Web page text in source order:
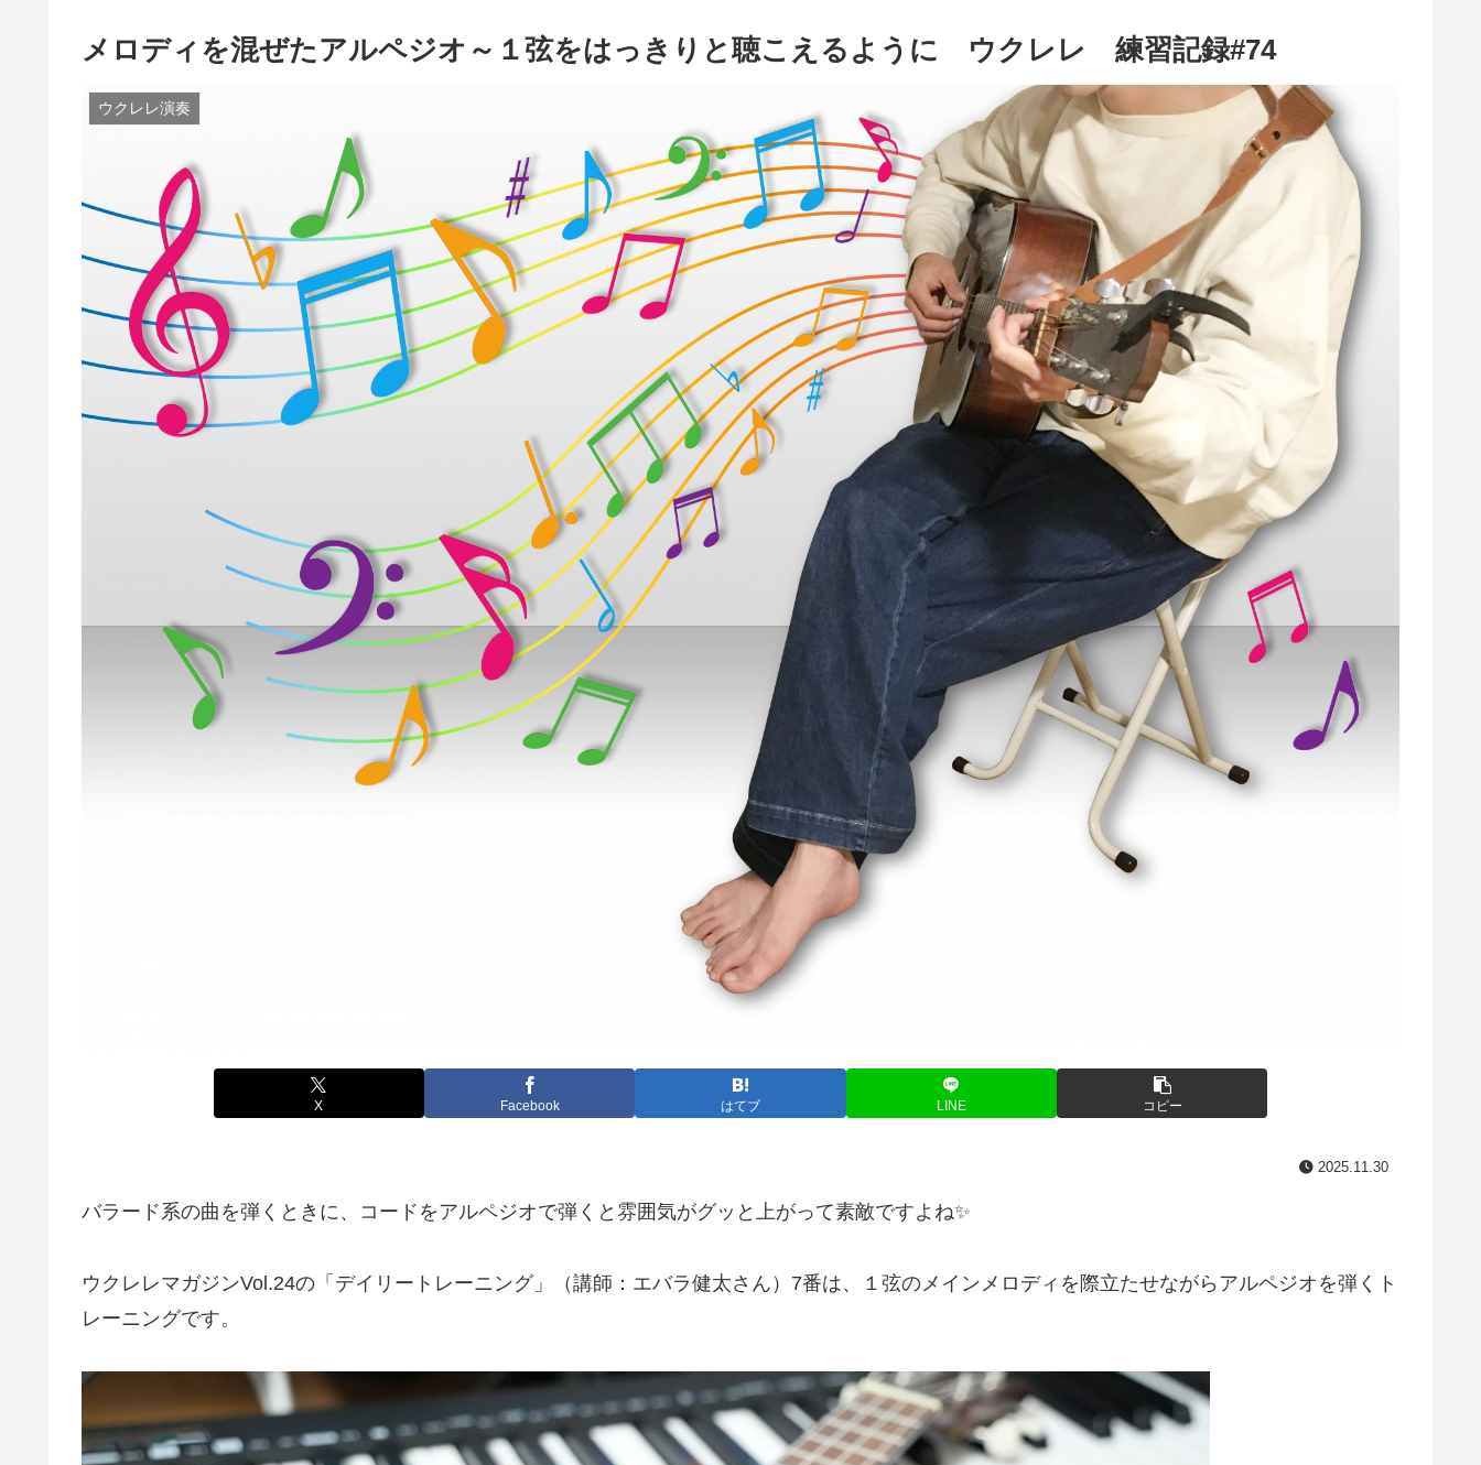
メロディを混ぜたアルペジオ～１弦をはっきりと聴こえるように ウクレレ 練習記録#74
ウクレレ演奏
X Facebook はてブ LINE コピー
2025.11.30
バラード系の曲を弾くときに、コードをアルペジオで弾くと雰囲気がグッと上がって素敵ですよね✨
ウクレレマガジンVol.24の「デイリートレーニング」（講師：エバラ健太さん）7番は、１弦のメインメロディを際立たせながらアルペジオを弾くト
レーニングです。